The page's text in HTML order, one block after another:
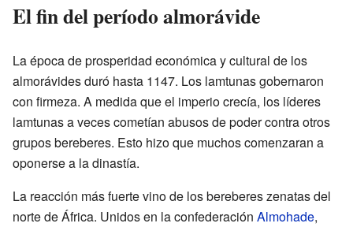
El fin del período almorávide
La época de prosperidad económica y cultural de los
almorávides duró hasta 1147. Los lamtunas gobernaron
con firmeza. A medida que el imperio crecía, los líderes
lamtunas a veces cometían abusos de poder contra otros
grupos bereberes. Esto hizo que muchos comenzaran a
oponerse a la dinastía.
La reacción más fuerte vino de los bereberes zenatas del
norte de África. Unidos en la confederación Almohade,